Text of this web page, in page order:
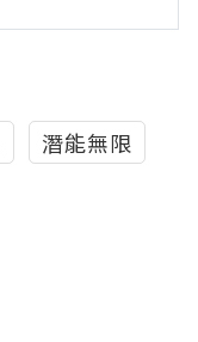
潛能無限